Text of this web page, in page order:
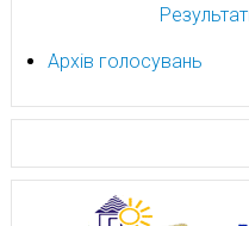
Архів голосувань